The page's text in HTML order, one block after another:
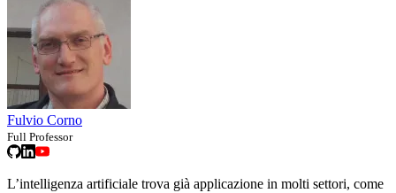
Fulvio Corno
Full Professor
L’intelligenza artificiale trova già applicazione in molti settori, come